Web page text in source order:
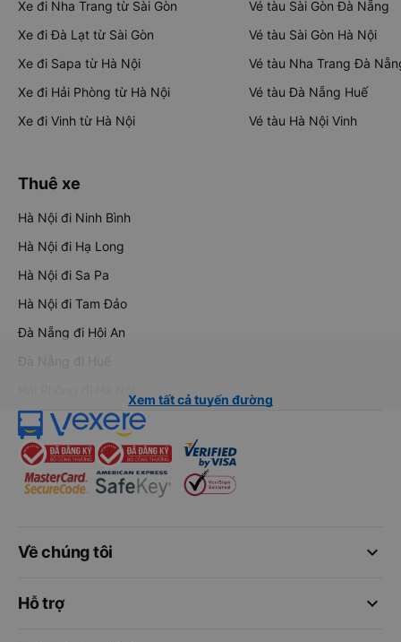
Xe đi Nha Trang từ Sài Gòn
Xe đi Đà Lạt từ Sài Gòn
Xe đi Sapa từ Hà Nội
Xe đi Hải Phòng từ Hà Nội
Xe đi Vinh từ Hà Nội
Vé tàu Sài Gòn Đà Nẵng
Vé tàu Sài Gòn Hà Nội
Vé tàu Nha Trang Đà
Vé tàu Đà Nẵng Huế
Vé tàu Hà Nội Vinh
Thuê xe
Hà Nội đi Ninh Bình
Hà Nội đi Hạ Long
Hà Nội đi Sa Pa
Hà Nội đi Tam Đảo
Đà Nẵng đi Hội An
Đà Nẵng đi Huế
Xem tất cả tuyến đường
keyboard_arrow_down
Về chúng tôi
keyboard_arrow_down
Hỗ trợ